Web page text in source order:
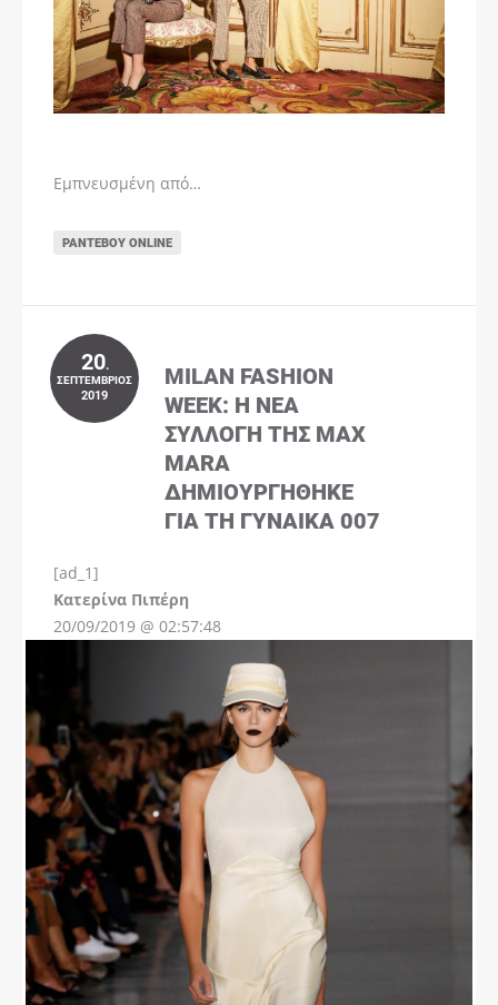
Εμπνευσμένη από…
ΡΑΝΤΕΒΟΎ ONLINE
20.
ΣΕΠΤΈΜΒΡΙΟΣ
2019
MILAN FASHION
WEEK: Η ΝΈΑ
ΣΥΛΛΟΓΉ ΤΗΣ MAX
MARA
ΔΗΜΙΟΥΡΓΉΘΗΚΕ
ΓΙΑ ΤΗ ΓΥΝΑΊΚΑ 007
[ad_1]
Kατερίνα Πιπέρη
20/09/2019 @ 02:57:48